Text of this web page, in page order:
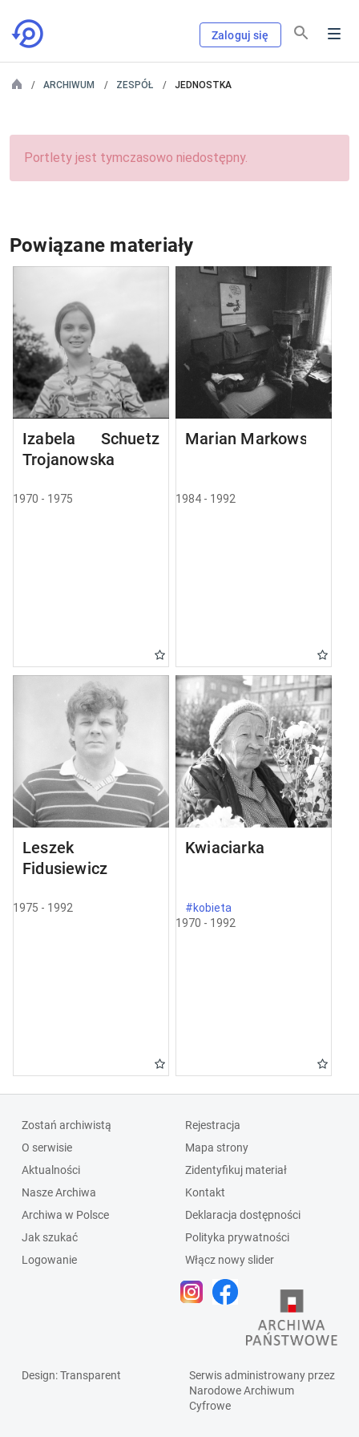
Zaloguj się
ARCHIWUM ZESPÓŁ JEDNOSTKA
Portlety jest tymczasowo niedostępny.
Powiązane materiały
Izabela Schuetz
Trojanowska
1970 - 1975
Marian Markowski
1984 - 1992
Leszek
Fidusiewicz
1975 - 1992
Kwiaciarka
#kobieta
1970 - 1992
Zostań archiwistą
O serwisie
Aktualności
Nasze Archiwa
Archiwa w Polsce
Jak szukać
Logowanie
Rejestracja
Mapa strony
Zidentyfikuj materiał
Kontakt
Deklaracja dostępności
Polityka prywatności
Włącz nowy slider
Design: Transparent
Serwis administrowany przez
Narodowe Archiwum
Cyfrowe